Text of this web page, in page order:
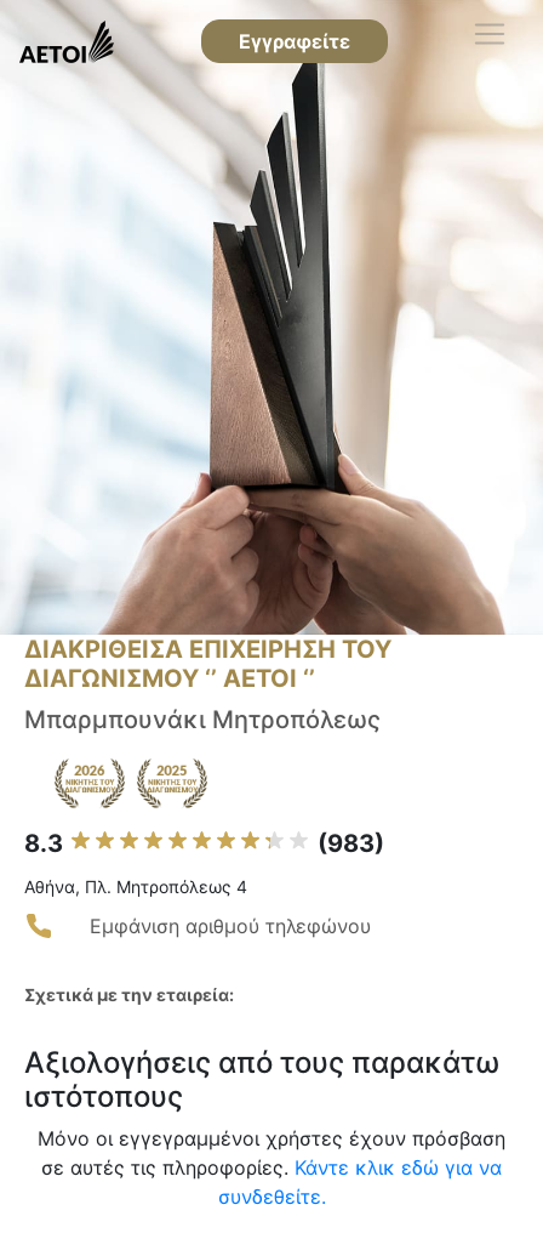
Εγγραφείτε
ΔΙΑΚΡΙΘΕΙΣΑ ΕΠΙΧΕΙΡΗΣΗ ΤΟΥ
ΔΙΑΓΩΝΙΣΜΟΥ ‘’ ΑΕΤΟΙ ‘’
Μπαρμπουνάκι Μητροπόλεως
8.3 (983)
Αθήνα, Πλ. Μητροπόλεως 4
Εμφάνιση αριθμού τηλεφώνου
Σχετικά με την εταιρεία:
Αξιολογήσεις από τους παρακάτω
ιστότοπους
Μόνο οι εγγεγραμμένοι χρήστες έχουν πρόσβαση
σε αυτές τις πληροφορίες. Κάντε κλικ εδώ για να
συνδεθείτε.